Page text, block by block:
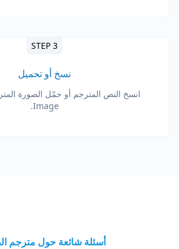
STEP 3
نسخ أو تحميل
انسخ النص المترجم أو حمّل الصورة
Image.
أسئلة شائعة حول مترجم